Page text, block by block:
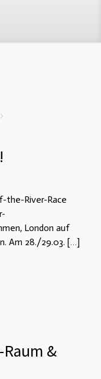
the-River-Race
London auf
Am 28./29.03. […]
&